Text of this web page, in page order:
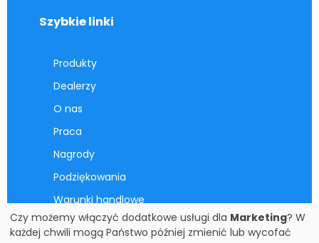
Szybkie linki
Produkty
Dealerzy
O nas
Praca
Nagrody
Podziękowania
Warunki handlowe
Kontakt
Czy możemy włączyć dodatkowe usługi dla Marketing? W
każdej chwili mogą Państwo później zmienić lub wycofać